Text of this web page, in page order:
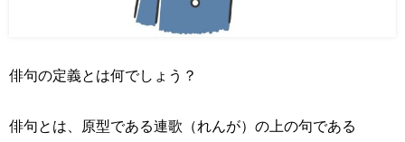
俳句の定義とは何でしょう？
俳句とは、原型である連歌（れんが）の上の句である